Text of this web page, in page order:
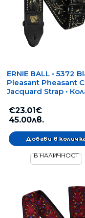
ERNIE BALL • 5372
Pleasant Pheasant
Jacquard Strap •
€23.01€
45.00лв.
В НАЛИЧНОСТ